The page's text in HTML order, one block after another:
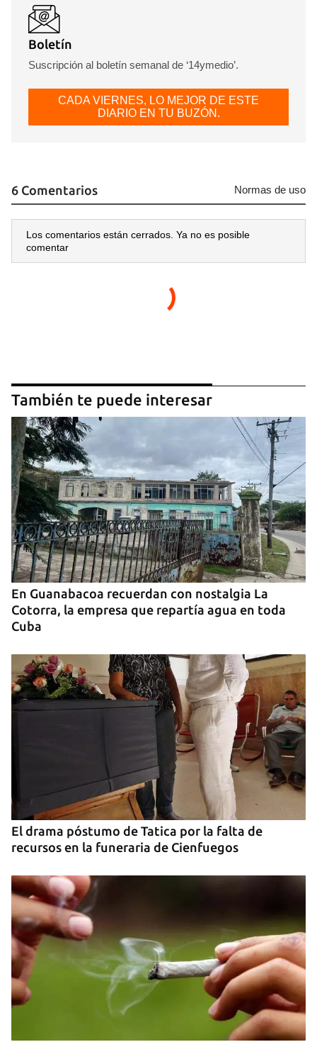
Boletín
Suscripción al boletín semanal de ‘14ymedio’.
CADA VIERNES, LO MEJOR DE ESTE
DIARIO EN TU BUZÓN.
6 Comentarios Normas de uso
Los comentarios están cerrados. Ya no es posible
comentar
También te puede interesar
En Guanabacoa recuerdan con nostalgia La
Cotorra, la empresa que repartía agua en toda
Cuba
El drama póstumo de Tatica por la falta de
recursos en la funeraria de Cienfuegos